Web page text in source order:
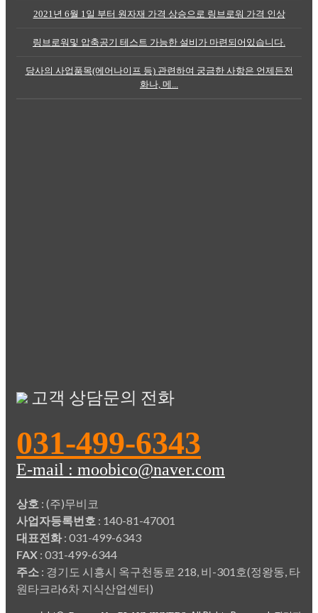
2021년 6월 1일 부터 원자재 가격 상승으로 링브로워 가격 인상
링브로워및 압축공기 테스트 가능한 설비가 마련되어있습니다.
당사의 사업품목(에어나이프 등) 관련하여 궁금한 사항은 언제든전
화나, 메...
고객 상담문의 전화
031-499-6343
E-mail : moobico@naver.com
상호 : (주)무비코
사업자등록번호 : 140-81-47001
대표전화: 031-499-6343
FAX : 031-499-6344
주소 : 경기도 시흥시 옥구천동로 218, 비-301호(정왕동, 타
원타크라6차 지식산업센터)